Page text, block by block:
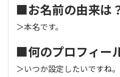
■お名前の由来は
＞本名です。
■何のプロフィー
＞いつか設定したいですね。